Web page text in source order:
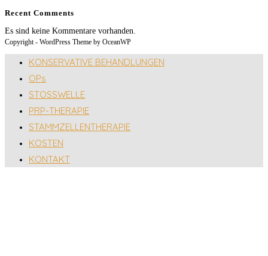
Recent Comments
Es sind keine Kommentare vorhanden.
Copyright - WordPress Theme by OceanWP
KONSERVATIVE BEHANDLUNGEN
OPs
STOSSWELLE
PRP-THERAPIE
STAMMZELLENTHERAPIE
KOSTEN
KONTAKT